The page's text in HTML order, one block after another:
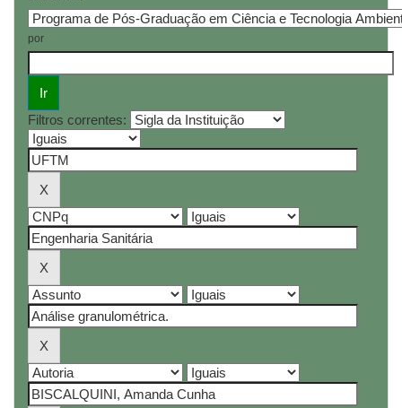
por
Filtros correntes: